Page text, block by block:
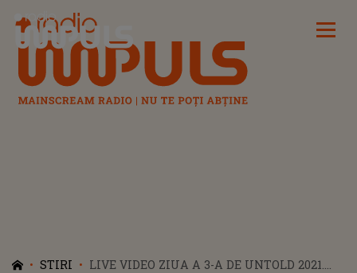
Radio Impuls
STIRI
LIVE VIDEO ZIUA A 3-A DE UNTOLD 2021.